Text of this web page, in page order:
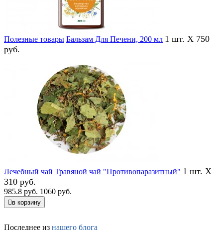
Полезные товары Бальзам Для Печени, 200 мл 1 шт. X 750
руб.
Лечебный чай Травяной чай "Противопаразитный" 1 шт. X
310 руб.
985.8 руб. 1060 руб.
в корзину
Последнее из нашего блога